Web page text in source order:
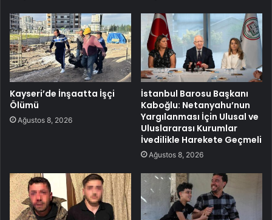
Kayseri’de İnşaatta İşçi
Ölümü
Ağustos 8, 2026
İstanbul Barosu Başkanı
Kaboğlu: Netanyahu’nun
Yargılanması İçin Ulusal ve
Uluslararası Kurumlar
İvedilikle Harekete Geçmeli
Ağustos 8, 2026